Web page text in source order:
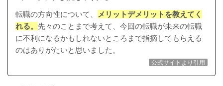
転職の方向性について、
メリットデメリットを教えてく
れる。 先々のことまで考えて、今回の転職が未来の転職
に不利になるかもしれないところまで指摘してもらえる
のはありがたいと思いました。
公式サイトより引用